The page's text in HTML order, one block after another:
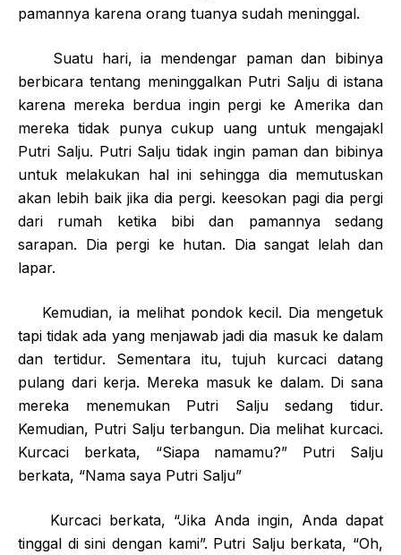
pamannya karena orang tuanya sudah meninggal.
Suatu hari, ia mendengar paman dan bibinya
berbicara tentang meninggalkan Putri Salju di istana
karena mereka berdua ingin pergi ke Amerika dan
mereka tidak punya cukup uang untuk mengajakl
Putri Salju. Putri Salju tidak ingin paman dan bibinya
untuk melakukan hal ini sehingga dia memutuskan
akan lebih baik jika dia pergi. keesokan pagi dia pergi
dari rumah ketika bibi dan pamannya sedang
sarapan. Dia pergi ke hutan. Dia sangat lelah dan
lapar.
Kemudian, ia melihat pondok kecil. Dia mengetuk
tapi tidak ada yang menjawab jadi dia masuk ke dalam
dan tertidur. Sementara itu, tujuh kurcaci datang
pulang dari kerja. Mereka masuk ke dalam. Di sana
mereka menemukan Putri Salju sedang tidur.
Kemudian, Putri Salju terbangun. Dia melihat kurcaci.
Kurcaci berkata, “Siapa namamu?” Putri Salju
berkata, “Nama saya Putri Salju”
Kurcaci berkata, “Jika Anda ingin, Anda dapat
tinggal di sini dengan kami”. Putri Salju berkata, “Oh,